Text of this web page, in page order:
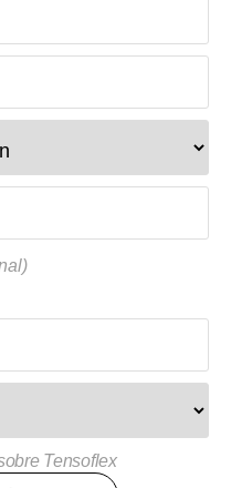
Tensoflex